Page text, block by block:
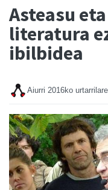
Asteasu
literatura
ibilbidea
Aiurri 2016ko